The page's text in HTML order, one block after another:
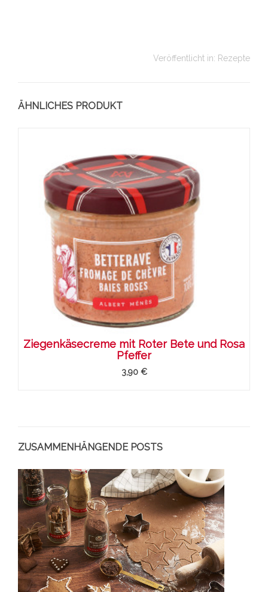
Veröffentlicht in: Rezepte
ÄHNLICHES PRODUKT
Ziegenkäsecreme mit Roter Bete und Rosa
Pfeffer
3,90 €
ZUSAMMENHÄNGENDE POSTS